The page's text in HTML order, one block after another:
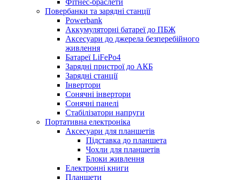
Фітнес-браслети
Повербанки та зарядні станції
Powerbank
Аккумуляторні батареї до ПБЖ
Аксесуари до джерела безперебійного
живлення
Батареї LiFePo4
Зарядні пристрої до АКБ
Зарядні станції
Інвертори
Сонячні інвертори
Сонячні панелі
Стабілізатори напруги
Портативна електроніка
Аксесуари для планшетів
Підставка до планшета
Чохли для планшетів
Блоки живлення
Електронні книги
Планшети